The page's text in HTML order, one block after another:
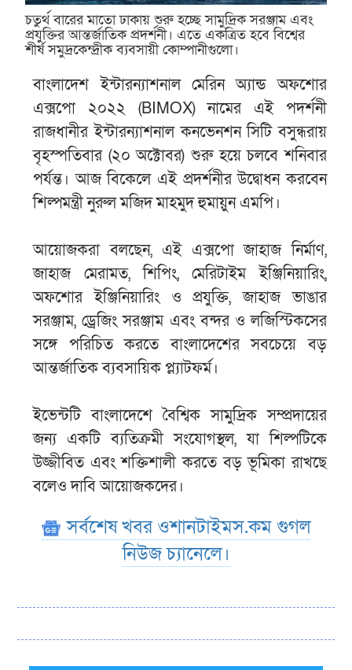
চতুর্থ বারের মাতো ঢাকায় শুরু হচ্ছে সামুদ্রিক সরঞ্জাম এবং
প্রযুক্তির আন্তর্জাতিক প্রদর্শনী। এতে একত্রিত হবে বিশ্বের
শীর্ষ সমুদ্রকেন্দ্রীক ব্যবসায়ী কোম্পানীগুলো।
বাংলাদেশ ইন্টারন্যাশনাল মেরিন অ্যান্ড অফশোর
এক্সপো ২০২২ (BIMOX) নামের এই পদর্শনী
রাজধানীর ইন্টারন্যাশনাল কনভেনশন সিটি বসুন্ধরায়
বৃহস্পতিবার (২০ অক্টোবর) শুরু হয়ে চলবে শনিবার
পর্যন্ত। আজ বিকেলে এই প্রদর্শনীর উদ্বোধন করবেন
শিল্পমন্ত্রী নুরুল মজিদ মাহমুদ হুমায়ুন এমপি।
আয়োজকরা বলছেন, এই এক্সপো জাহাজ নির্মাণ,
জাহাজ মেরামত, শিপিং, মেরিটাইম ইঞ্জিনিয়ারিং,
অফশোর ইঞ্জিনিয়ারিং ও প্রযুক্তি, জাহাজ ভাঙার
সরঞ্জাম, ড্রেজিং সরঞ্জাম এবং বন্দর ও লজিস্টিকসের
সঙ্গে পরিচিত করতে বাংলাদেশের সবচেয়ে বড়
আন্তর্জাতিক ব্যবসায়িক প্ল্যাটফর্ম।
ইভেন্টটি বাংলাদেশে বৈশ্বিক সামুদ্রিক সম্প্রদায়ের
জন্য একটি ব্যতিক্রমী সংযোগস্থল, যা শিল্পটিকে
উজ্জীবিত এবং শক্তিশালী করতে বড় ভূমিকা রাখছে
বলেও দাবি আয়োজকদের।
সর্বশেষ খবর ওশানটাইমস.কম গুগল
নিউজ চ্যানেলে।